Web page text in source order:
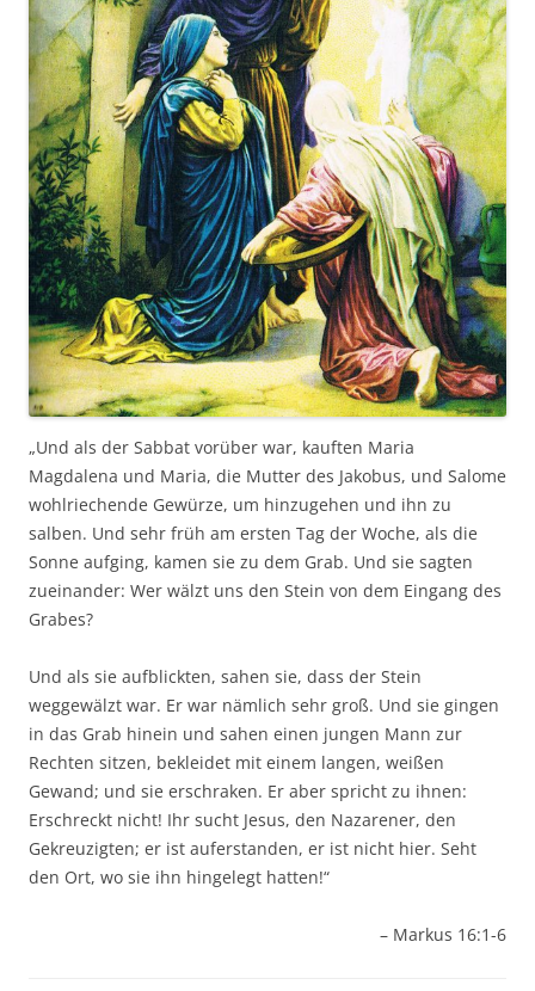
„Und als der Sabbat vorüber war, kauften Maria
Magdalena und Maria, die Mutter des Jakobus, und Salome
wohlriechende Gewürze, um hinzugehen und ihn zu
salben. Und sehr früh am ersten Tag der Woche, als die
Sonne aufging, kamen sie zu dem Grab. Und sie sagten
zueinander: Wer wälzt uns den Stein von dem Eingang des
Grabes?
Und als sie aufblickten, sahen sie, dass der Stein
weggewälzt war. Er war nämlich sehr groß. Und sie gingen
in das Grab hinein und sahen einen jungen Mann zur
Rechten sitzen, bekleidet mit einem langen, weißen
Gewand; und sie erschraken. Er aber spricht zu ihnen:
Erschreckt nicht! Ihr sucht Jesus, den Nazarener, den
Gekreuzigten; er ist auferstanden, er ist nicht hier. Seht
den Ort, wo sie ihn hingelegt hatten!“
– Markus 16:1-6